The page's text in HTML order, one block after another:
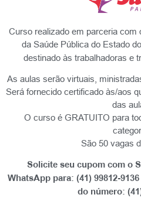
Curso realizado em parceria com
da Saúde Pública do Estado
destinado às trabalhadoras e
As aulas serão virtuais,
Será fornecido certificado às/aos
das
O curso é GRATUITO para
São 50 vagas
Solicite seu cupom com o
WhatsApp para: (41) 99812-
do número: